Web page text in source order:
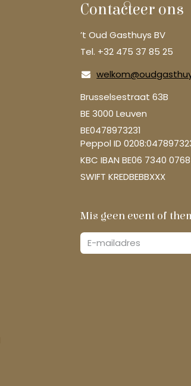
Contacteer ons
’t Oud Gasthuys BV
Tel. +32 475 37 85 25
Brusselsestraat 63B
BE 3000 Leuven
BE0478973231
Peppol ID
KBC IBAN BE06 7340
SWIFT KREDBEBBXXX
Mis geen event of